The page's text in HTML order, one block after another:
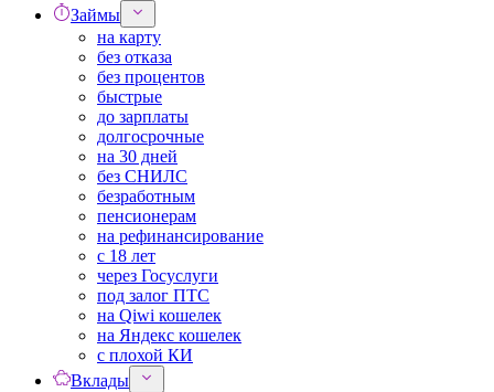
Займы
на карту
без отказа
без процентов
быстрые
до зарплаты
долгосрочные
на 30 дней
без СНИЛС
безработным
пенсионерам
на рефинансирование
с 18 лет
через Госуслуги
под залог ПТС
на Qiwi кошелек
на Яндекс кошелек
с плохой КИ
Вклады